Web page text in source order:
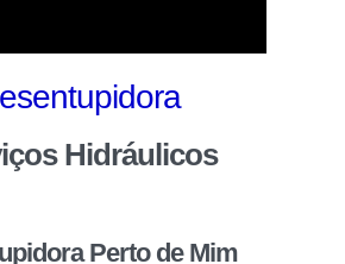
Hidráulicos
Perto de Mim